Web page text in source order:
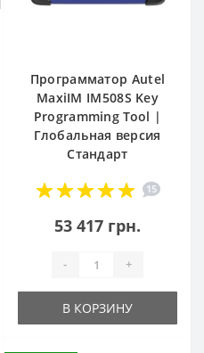
Программатор Autel
MaxiIM IM508S Key
Programming Tool |
Глобальная версия
Стандарт
15
53 417 грн.
- +
В КОРЗИНУ